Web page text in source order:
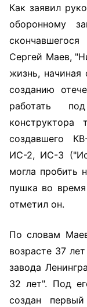
Как заявил
оборонному
скончавшегося
Сергей Маев,
жизнь, начиная
созданию
работать
конструктора
создавшего
ИС-2, ИС-3
могла пробить
пушка во
отметил он.
По словам
возрасте 37
завода
32 лет". Под
создан